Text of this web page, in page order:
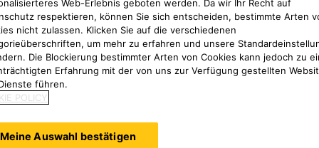
Web-Erlebnis geboten werden. Da wir Ihr Recht auf
respektieren, können Sie sich entscheiden, bestimmte Arten
nicht zulassen. Klicken Sie auf die verschiedenen
um mehr zu erfahren und unsere
Die Blockierung bestimmter Arten von Cookies kann jedoch zu
Erfahrung mit der von uns zur Verfügung gestellten
führen.
POLICY
Meine Auswahl bestätigen